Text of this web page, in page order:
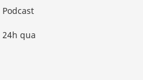
Podcast
24h qua